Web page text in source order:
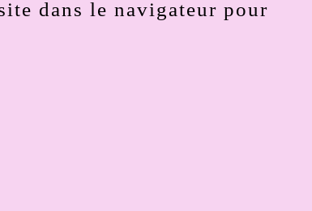
dans le navigateur pour